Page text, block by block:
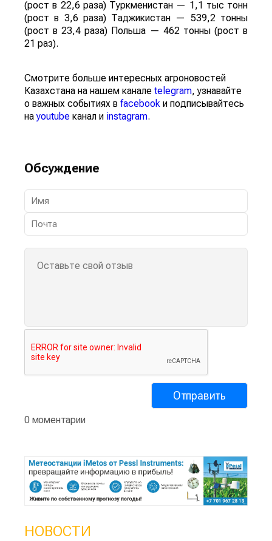
(рост в 22,6 раза) Туркменистан — 1,1 тыс тонн
(рост в 3,6 раза) Таджикистан — 539,2 тонны
(рост в 23,4 раза) Польша — 462 тонны (рост в
21 раз).
Смотрите больше интересных агроновостей
Казахстана на нашем канале telegram, узнавайте
о важных событиях в facebook и подписывайтесь
наyoutube канал и instagram.
Обсуждение
0 моментарии
НОВОСТИ